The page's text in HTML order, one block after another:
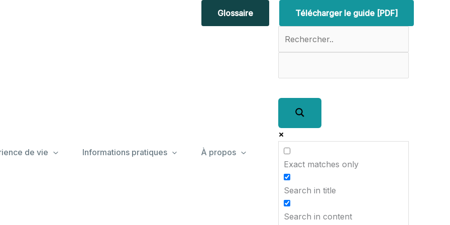
Glossaire Télécharger le guide [PDF]
de vie Informations pratiques
À propos
Exact matches only
Search in title
Search in content